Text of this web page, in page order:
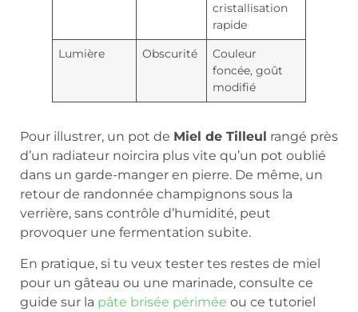
cristallisation
rapide
Lumière
Obscurité
Couleur
foncée, goût
modifié
Pour illustrer, un pot de Miel de Tilleul rangé près
d’un radiateur noircira plus vite qu’un pot oublié
dans un garde-manger en pierre. De même, un
retour de randonnée champignons sous la
verrière, sans contrôle d’humidité, peut
provoquer une fermentation subite.
En pratique, si tu veux tester tes restes de miel
pour un gâteau ou une marinade, consulte ce
guide sur la pâte brisée périmée ou ce tutoriel